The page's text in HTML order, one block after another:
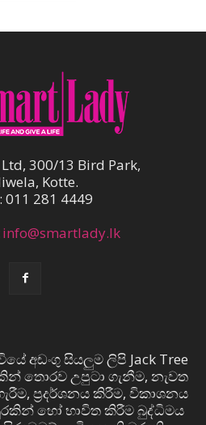
Ltd, 300/13 Bird Park,
Kotte.
011 281 4449
info@smartlady.lk
අඩංගු සියලුම ලිපි Jack Tree
තොරව උපුටා ගැනීම, නැවත
ප්‍රදර්ශනය කිරීම, විකාශනය
හෝ භාවිත කිරීම බුද්ධිමය